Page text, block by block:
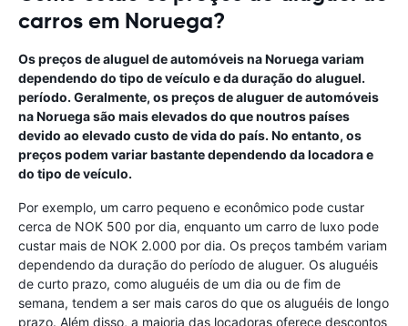
carros em Noruega?
Os preços de aluguel de automóveis na Noruega variam
dependendo do tipo de veículo e da duração do aluguel.
período. Geralmente, os preços de aluguer de automóveis
na Noruega são mais elevados do que noutros países
devido ao elevado custo de vida do país. No entanto, os
preços podem variar bastante dependendo da locadora e
do tipo de veículo.
Por exemplo, um carro pequeno e econômico pode custar
cerca de NOK 500 por dia, enquanto um carro de luxo pode
custar mais de NOK 2.000 por dia. Os preços também variam
dependendo da duração do período de aluguer. Os aluguéis
de curto prazo, como aluguéis de um dia ou de fim de
semana, tendem a ser mais caros do que os aluguéis de longo
prazo. Além disso, a maioria das locadoras oferece descontos